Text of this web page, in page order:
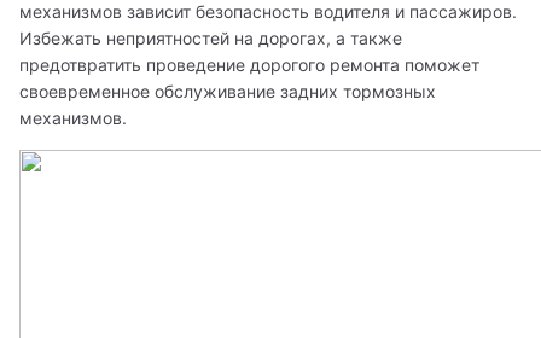
механизмов зависит безопасность водителя и пассажиров.
Избежать неприятностей на дорогах, а также
предотвратить проведение дорогого ремонта поможет
своевременное обслуживание задних тормозных
механизмов.